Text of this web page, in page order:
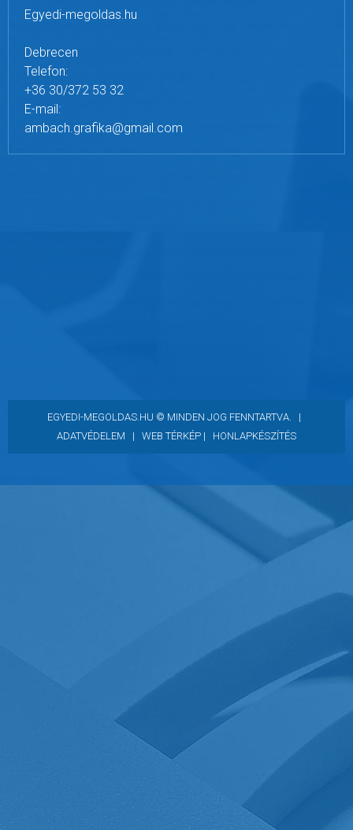
Egyedi-megoldas.hu
Debrecen
Telefon:
+36 30/372 53 32
E-mail:
ambach.grafika@gmail.com
EGYEDI-MEGOLDAS.HU © MINDEN JOG FENNTARTVA. |
ADATVÉDELEM | WEB TÉRKÉP | HONLAPKÉSZÍTÉS